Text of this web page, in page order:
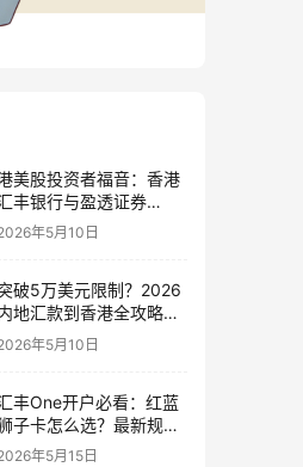
美股投资者福音：香港
丰银行与盈透证券
IBKR）绑定入金全流
年5月10日
破5万美元限制？2026
地汇款到香港全攻略：
4种合法路径、手续费对
比与避坑指南
年5月10日
丰One开户必看：红蓝
子卡怎么选？最新规则
补办攻略+5个避坑指南
年5月15日